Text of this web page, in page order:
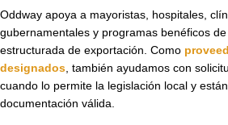
Oddway apoya a mayoristas, hospitales,
gubernamentales y programas benéficos
estructurada de exportación. Como
designados , también ayudamos con
cuando lo permite la legislación local y
documentación válida.